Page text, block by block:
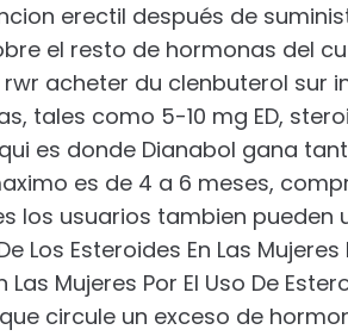
erectil después de
el resto de hormonas del
acheter du clenbuterol sur
tales como 5-10 mg ED,
es donde Dianabol gana
es de 4 a 6 meses,
los usuarios tambien pueden
Los Esteroides En Las Mujeres
Mujeres Por El Uso De
circule un exceso de